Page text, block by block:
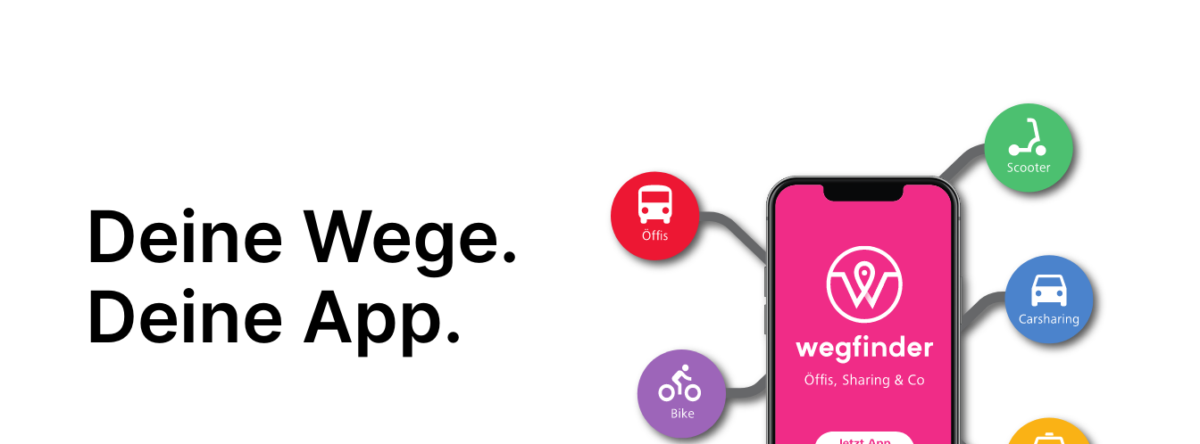
Deine Wege.
Deine App.